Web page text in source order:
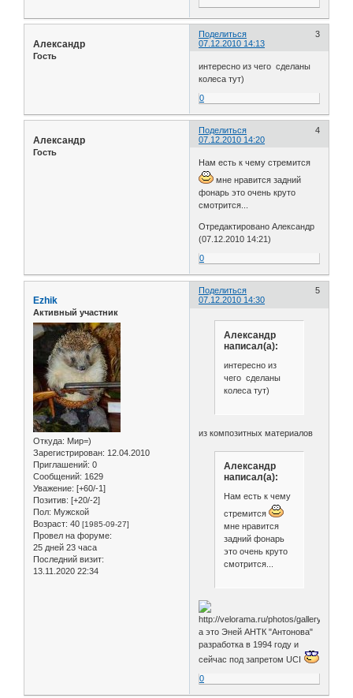
Поделиться
3
07.12.2010 14:13
Александр
Гость
интересно из чего сделаны
колеса тут)
0
Поделиться
4
07.12.2010 14:20
Александр
Гость
Нам есть к чему стремится
мне нравится задний
фонарь это очень круто
смотрится...
Отредактировано Александр
(07.12.2010 14:21)
0
Поделиться
5
07.12.2010 14:30
Ezhik
Активный участник
Откуда: Мир=)
Зарегистрирован: 12.04.2010
Приглашений: 0
Сообщений: 1629
Уважение: [+60/-1]
Позитив: [+20/-2]
Пол: Мужской
Возраст: 40 [1985-09-27]
Провел на форуме:
25 дней 23 часа
Последний визит:
13.11.2020 22:34
Александр
написал(а):
интересно из
чего сделаны
колеса тут)
из композитных материалов
Александр
написал(а):
Нам есть к чему
стремится
мне нравится
задний фонарь
это очень круто
смотрится...
а это Эней АНТК "Антонова"
разработка в 1994 году и
сейчас под запретом UCI
0